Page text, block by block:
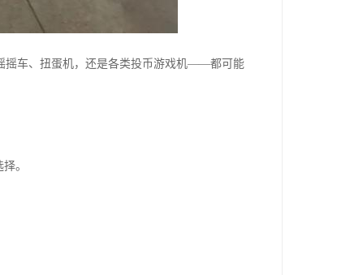
摇车、扭蛋机，还是各类投币游戏机——都可能
。